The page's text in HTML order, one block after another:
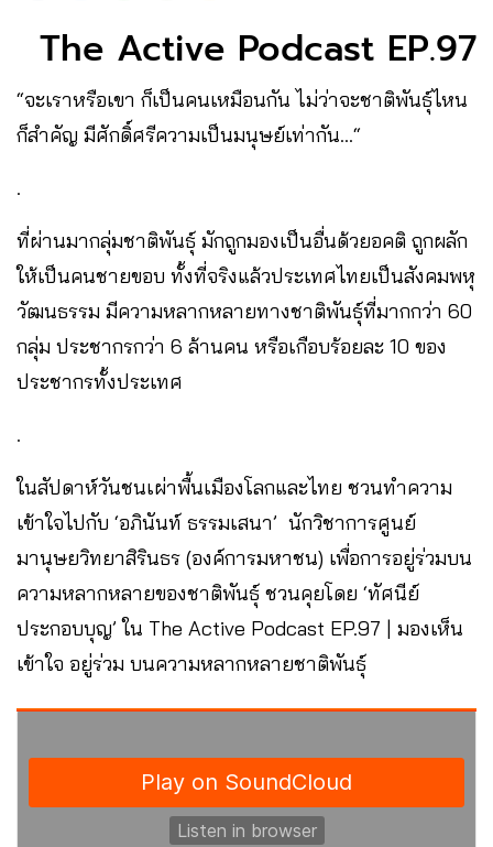
The Active Podcast EP.97
“จะเราหรือเขา ก็เป็นคนเหมือนกัน ไม่ว่าจะชาติพันธุ์ไหน
ก็สำคัญ มีศักดิ์ศรีความเป็นมนุษย์เท่ากัน…“
.
ที่ผ่านมากลุ่มชาติพันธุ์ มักถูกมองเป็นอื่นด้วยอคติ ถูกผลัก
ให้เป็นคนชายขอบ ทั้งที่จริงแล้วประเทศไทยเป็นสังคมพหุ
วัฒนธรรม มีความหลากหลายทางชาติพันธุ์ที่มากกว่า 60
กลุ่ม ประชากรกว่า 6 ล้านคน หรือเกือบร้อยละ 10 ของ
ประชากรทั้งประเทศ
.
ในสัปดาห์วันชนเผ่าพื้นเมืองโลกและไทย ชวนทำความ
เข้าใจไปกับ ‘อภินันท์ ธรรมเสนา’ นักวิชาการศูนย์
มานุษยวิทยาสิรินธร (องค์การมหาชน) เพื่อการอยู่ร่วมบน
ความหลากหลายของชาติพันธุ์ ชวนคุยโดย ‘ทัศนีย์
ประกอบบุญ’ ใน The Active Podcast EP.97 | มองเห็น
เข้าใจ อยู่ร่วม บนความหลากหลายชาติพันธุ์